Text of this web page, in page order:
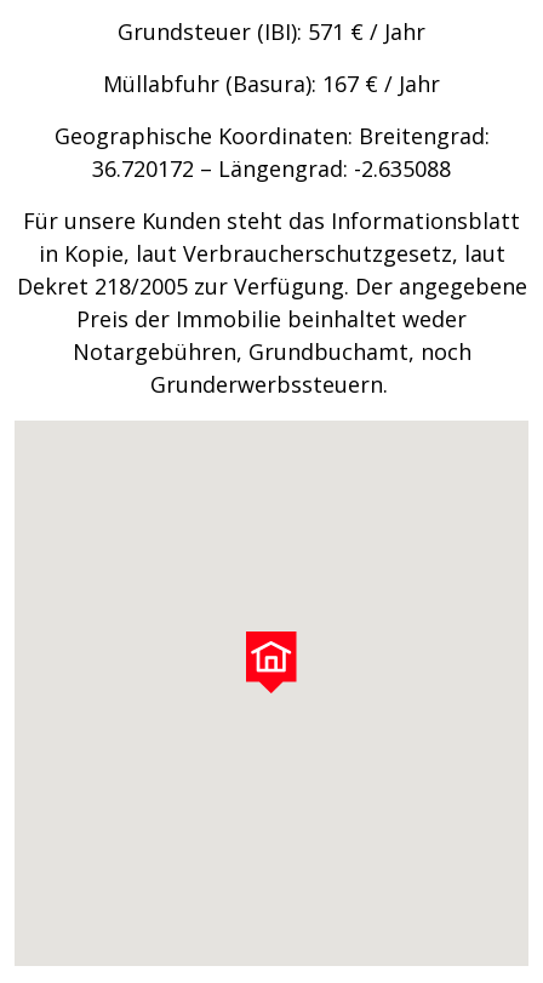
Grundsteuer (IBI): 571 € / Jahr
Müllabfuhr (Basura): 167 € / Jahr
Geographische Koordinaten: Breitengrad:
36.720172 – Längengrad: -2.635088
Für unsere Kunden steht das Informationsblatt
in Kopie, laut Verbraucherschutzgesetz, laut
Dekret 218/2005 zur Verfügung. Der angegebene
Preis der Immobilie beinhaltet weder
Notargebühren, Grundbuchamt, noch
Grunderwerbssteuern.